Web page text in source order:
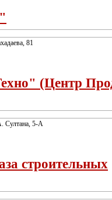
81
(Центр
Султана, 5-А
строительных